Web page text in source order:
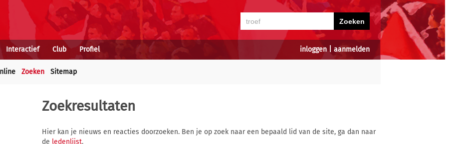
inloggen| aanmelden
Interactief Club Profiel
Zoeken Sitemap
Zoekresultaten
Hier kan je nieuws en reacties doorzoeken. Ben je op zoek naar een bepaald lid van de site, ga dan naar
de ledenlijst.